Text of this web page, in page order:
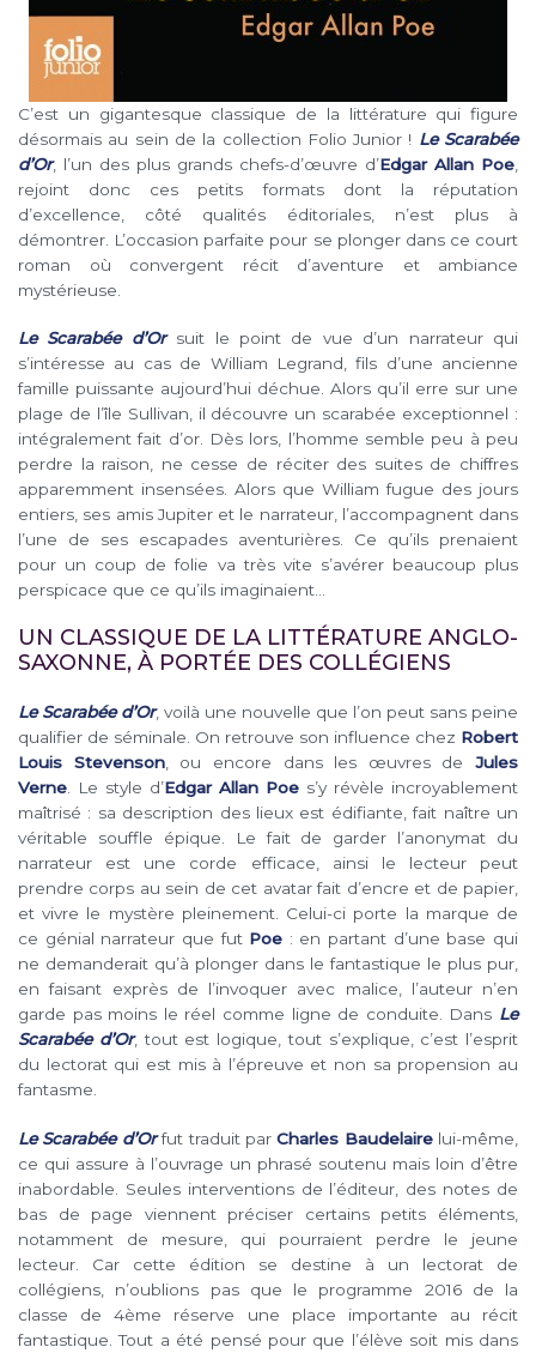
C’est un gigantesque classique de la littérature qui figure
désormais au sein de la collection Folio Junior ! Le Scarabée
d’Or, l’un des plus grands chefs-d’œuvre d’Edgar Allan Poe
rejoint donc ces petits formats dont la réputation
d’excellence, côté qualités éditoriales, n’est plus à
démontrer. L’occasion parfaite pour se plonger dans ce court
roman où convergent récit d’aventure et ambiance
mystérieuse.
Le Scarabée d’Orsuit le point de vue d’un narrateur qui
s’intéresse au cas de William Legrand, fils d’une ancienne
famille puissante aujourd’hui déchue. Alors qu’il erre sur une
plage de l’île Sullivan, il découvre un scarabée exceptionnel :
intégralement fait d’or. Dès lors, l’homme semble peu à peu
perdre la raison, ne cesse de réciter des suites de chiffres
apparemment insensées. Alors que William fugue des jours
entiers, ses amis Jupiter et le narrateur, l’accompagnent dans
l’une de ses escapades aventurières. Ce qu’ils prenaient
pour un coup de folie va très vite s’avérer beaucoup plus
perspicace que ce qu’ils imaginaient…
UN CLASSIQUE DE LA LITTÉRATURE ANGLO-
SAXONNE, À PORTÉE DES COLLÉGIENS
Le Scarabée d’Or, voilà une nouvelle que l’on peut sans peine
qualifier de séminale. On retrouve son influence chez Robert
Louis Stevenson, ou encore dans les œuvres de Jules
Verne. Le style d’Edgar Allan Poe s’y révèle incroyablement
maîtrisé : sa description des lieux est édifiante, fait naître un
véritable souffle épique. Le fait de garder l’anonymat du
narrateur est une corde efficace, ainsi le lecteur peut
prendre corps au sein de cet avatar fait d’encre et de papier,
et vivre le mystère pleinement. Celui-ci porte la marque de
ce génial narrateur que futPoe : en partant d’une base qui
ne demanderait qu’à plonger dans le fantastique le plus pur,
en faisant exprès de l’invoquer avec malice, l’auteur n’en
garde pas moins le réel comme ligne de conduite. Dans Le
Scarabée d’Or, tout est logique, tout s’explique, c’est l’esprit
du lectorat qui est mis à l’épreuve et non sa propension au
fantasme.
Le Scarabée d’Orfut traduit parCharles Baudelairelui-même,
ce qui assure à l’ouvrage un phrasé soutenu mais loin d’être
inabordable. Seules interventions de l’éditeur, des notes de
bas de page viennent préciser certains petits éléments,
notamment de mesure, qui pourraient perdre le jeune
lecteur. Car cette édition se destine à un lectorat de
collégiens, n’oublions pas que le programme 2016 de la
classe de 4ème réserve une place importante au récit
fantastique. Tout a été pensé pour que l’élève soit mis dans